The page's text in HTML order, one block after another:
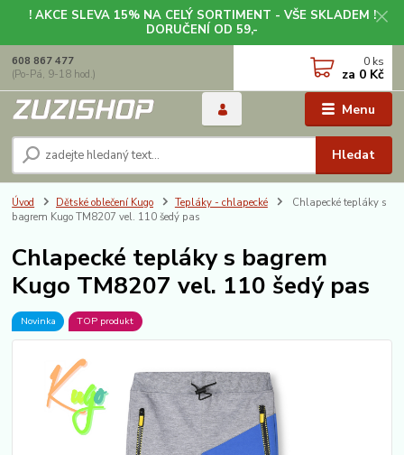
! AKCE SLEVA 15% NA CELÝ SORTIMENT - VŠE SKLADEM !
DORUČENÍ OD 59,-
Menu
Hledat
608 867 477
(Po-Pá, 9-18 hod.)
0 ks
za 0 Kč
Úvod Dětské oblečení Kugo Tepláky - chlapecké
Chlapecké tepláky s
bagrem Kugo TM8207 vel. 110 šedý pas
Chlapecké tepláky s bagrem
Kugo TM8207 vel. 110 šedý pas
Novinka TOP produkt